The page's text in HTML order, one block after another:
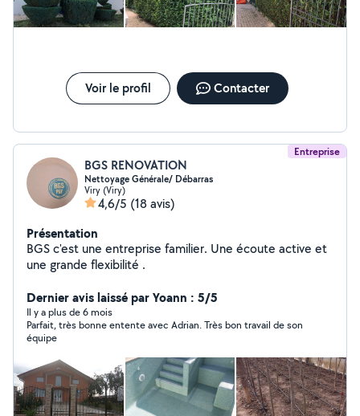
Voir le profil Contacter
Entreprise
BGS RENOVATION
Nettoyage Générale/ Débarras
Viry (Viry)
4,6/5 (18 avis)
Présentation
BGS c'est une entreprise familier. Une écoute active et
une grande flexibilité .
Dernier avis laissé par Yoann : 5/5
Il y a plus de 6 mois
Parfait, très bonne entente avec Adrian. Très bon travail de son
équipe